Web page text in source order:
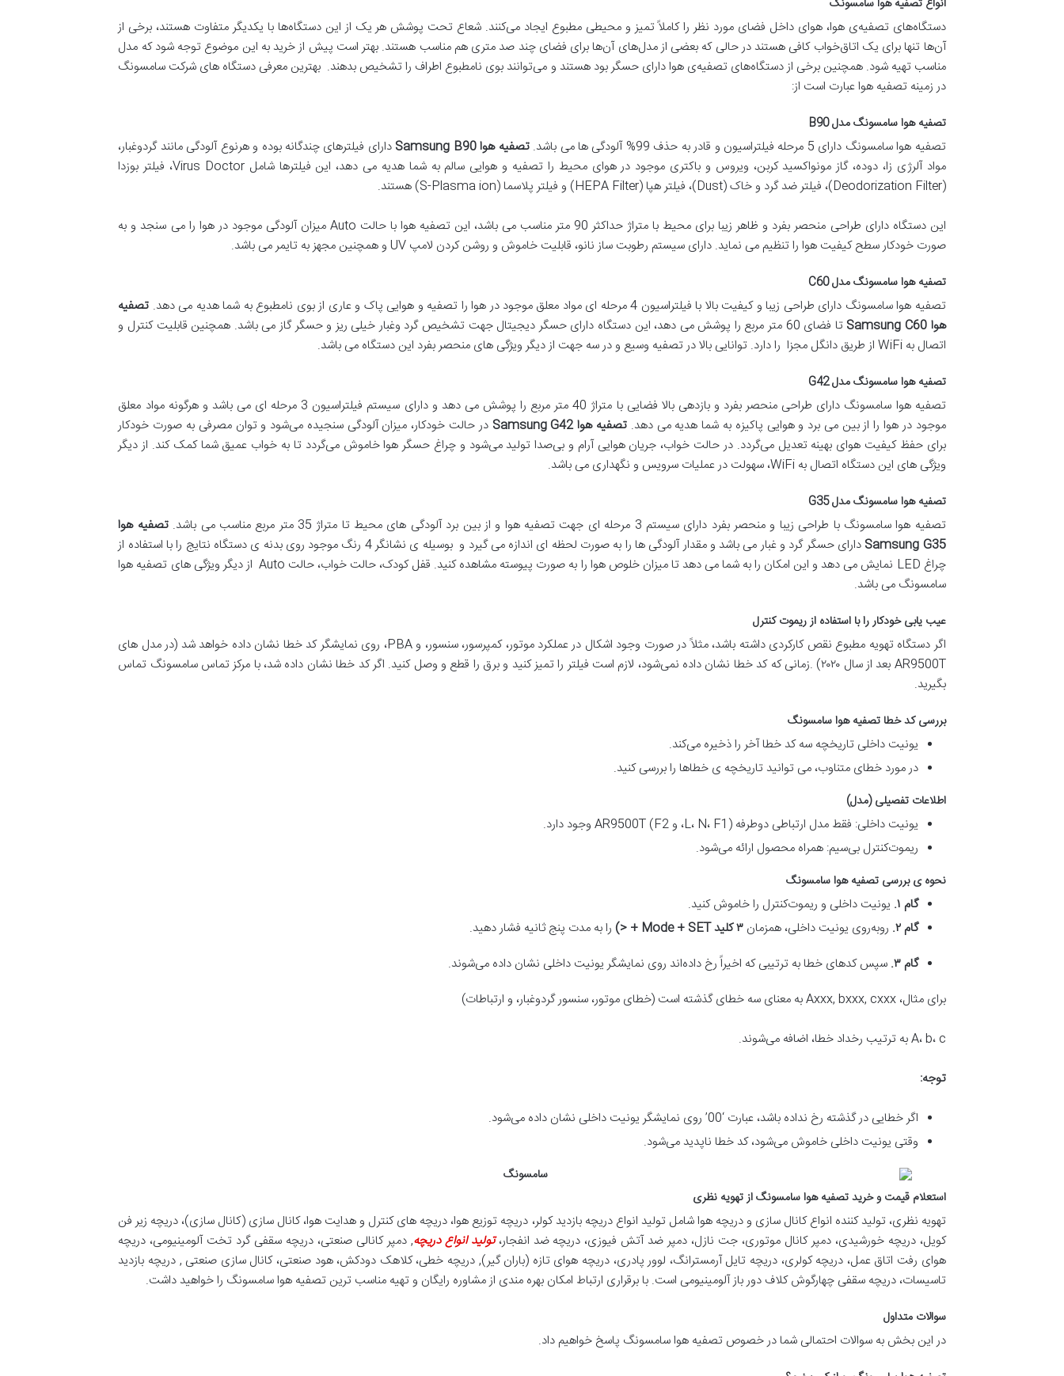
انواع تصفيه هوا سامسونگ
دستگاه‌های تصفیه‌ی هوا، هوای داخل فضای مورد نظر را کاملاً تمیز و محیطی مطبوع ایجاد می‌کنند. شعاع تحت پوشش هر یک از این دستگاه‌ها با یکدیگر متفاوت هستند، برخی از
آن‌ها تنها برای یک اتاق‌خواب کافی هستند در حالی که بعضی از مدل‌های آن‌ها برای فضای چند صد متری هم مناسب هستند. بهتر است پیش از خرید به این موضوع توجه شود که مدل
مناسب تهیه شود. همچنین برخی از دستگاه‌های تصفیه‌ی هوا دارای حسگر بود هستند و می‌توانند بوی نامطبوع اطراف را تشخیص بدهند. بهترین معرفی دستگاه های شرکت سامسونگ
در زمینه تصفیه هوا عبارت است از:
تصفیه هوا سامسونگ مدل B90
تصفیه هوا سامسونگ دارای 5 مرحله فیلتراسیون و قادر به حذف 99% آلودگی ها می باشد. تصفیه هواSamsung B90
دارای فیلترهای چندگانه بوده و هرنوع آلودگی مانند گردوغبار،
مواد آلرژی زا، دوده، گاز مونواکسید کربن، ویروس و باکتری موجود در هوای محیط را تصفیه و هوایی سالم به شما هدیه می دهد، این فیلترها شامل Virus Doctor، فیلتر بوزدا
‏(‏Deodorization Filter‏)‏، فیلتر ضد گرد و خاک ‏(‏Dust‏)‏، فیلتر هپا ‏(‏HEPA Filter‏)‏ و فیلتر پلاسما ‏(‏S‎-Plasma ion‏)‏ هستند.
این دستگاه دارای طراحی منحصر بفرد و ظاهر زیبا برای محیط با متراژ حداکثر 90 متر مناسب می باشد، این تصفیه هوا با حالت Auto میزان آلودگی موجود در هوا را می سنجد و به
صورت خودکار سطح کیفیت هوا را تنظیم می نماید. دارای سیستم رطوبت ساز نانو، قابلیت خاموش و روشن کردن لامپ UV و همچنین مجهز به تایمر می باشد.
تصفیه هوا سامسونگ مدل C60
تصفیه هوا سامسونگ دارای طراحی زیبا و کیفیت بالا با فیلتراسیون 4 مرحله ای مواد معلق موجود در هوا را تصفیه و هوایی پاک و عاری از بوی نامطبوع به شما هدیه می دهد.
تصفیه
هوا
تا فضای 60 متر مربع را پوشش می دهد، این دستگاه دارای حسگر دیجیتال جهت تشخیص گرد وغبار خیلی ریز و حسگر گاز می باشد. همچنین قابلیت کنترل و
اتصال به WiFi از طریق دانگل مجزا را دارد. توانایی بالا در تصفیه وسیع و در سه جهت از دیگر ویژگی های منحصر بفرد این دستگاه می باشد.
تصفیه هوا سامسونگ مدل G42
تصفیه هوا سامسونگ دارای طراحی منحصر بفرد و بازدهی بالا فضایی با متراژ 40 متر مربع را پوشش می دهد و دارای سیستم فیلتراسیون 3 مرحله ای می باشد و هرگونه مواد معلق
موجود در هوا را از بین می برد و هوایی پاکیزه به شما هدیه می دهد. تصفیه هواSamsung G42
در حالت خودکار، میزان آلودگی سنجیده می‌شود و توان مصرفی به صورت خودکار
برای حفظ کیفیت هوای بهینه تعدیل می‌گردد. در حالت خواب، جریان هوایی آرام و بی‌صدا تولید می‌شود و چراغ حسگر هوا خاموش می‌گردد تا به خواب عمیق شما کمک کند. از دیگر
ویژگی های این دستگاه اتصال به WiFi، سهولت در عملیات سرویس و نگهداری می باشد.
تصفیه هوا سامسونگ مدل G35
تصفیه هوا سامسونگ با طراحی زیبا و منحصر بفرد دارای سیستم 3 مرحله ای جهت تصفیه هوا و از بین برد آلودگی های محیط تا متراژ 35 متر مربع مناسب می باشد.
تصفیه هوا
Samsung G35
دارای حسگر گرد و غبار می باشد و مقدار آلودگی ها را به صورت لحظه ای اندازه می گیرد و بوسیله ی نشانگر 4 رنگ موجود روی بدنه ی دستگاه نتایج را با استفاده از
چراغ LED نمایش می دهد و این امکان را به شما می دهد تا میزان خلوص هوا را به صورت پیوسته مشاهده کنید. قفل کودک، حالت خواب، حالت Auto از دیگر ویژگی های تصفیه هوا
سامسونگ می باشد.
عیب یابی خودکار را با استفاده از ریموت کنترل
اگر دستگاه تهویه مطبوع نقص کارکردی داشته باشد، مثلاً در صورت وجود اشکال در عملکرد موتور، کمپرسور، سنسور، و PBA، روی نمایشگر کد خطا نشان داده خواهد شد (در مدل ‌های
AR9500T بعد از سال ۲۰۲۰) .زمانی که کد خطا نشان داده نمی‌شود، لازم است فیلتر را تمیز کنید و برق را قطع و وصل کنید. اگر کد خطا نشان داده شد، با مرکز تماس سامسونگ تماس
بگیرید.
بررسی کد خطا تصفيه هوا سامسونگ
یونیت داخلی تاریخچه سه کد خطا آخر را ذخیره می‌کند.
در مورد خطای متناوب، می ‌توانید تاریخچه ی خطاها را بررسی کنید.
اطلاعات تفصیلی (مدل)
یونیت داخلی: فقط مدل ارتباطی دوطرفه (L، N، F1، و F2) AR9500T وجود دارد.
ریموت‌کنترل بی‌سیم: همراه محصول ارائه می‌شود.
نحوه ی بررسی تصفيه هوا سامسونگ
گام ۱ . یونیت داخلی و ریموت‌کنترل را خاموش کنید.
گام ۲ . روبه‌روی یونیت داخلی، همزمان۳ کلید Mode + SET + <)
را به مدت پنج ثانیه فشار دهید.
گام ۳ . سپس کدهای خطا به ترتیبی که اخیراً رخ داده‌اند روی نمایشگر یونیت داخلی نشان داده می‌شوند.
برای مثال، Axxx, bxxx, cxxx به معنای سه خطای گذشته است (خطای موتور، سنسور گردوغبار، و ارتباطات)
A، b، c به ترتیب رخداد خطا، اضافه می‌شوند.
توجه:
اگر خطایی در گذشته رخ نداده باشد، عبارت ‘00’ روی نمایشگر یونیت داخلی نشان داده می‌شود.
وقتی یونیت داخلی خاموش می‌شود، کد خطا ناپدید می‌شود.
استعلام قیمت و خرید تصفيه هوا سامسونگ از تهویه نظری
تهویه نظری، تولید کننده انواع کانال سازی و دریچه هوا شامل تولید انواع دریچه بازدید کولر، دریچه توزیع هوا، دریچه های کنترل و هدایت هوا، کانال سازی (کانال سازی)، دریچه زیر فن
کویل، دریچه خورشیدی، دمپر کانال موتوری، جت نازل، دمپر ضد آتش فیوزی، دریچه ضد انفجار،تولید انواع دریچه, دمپر کانالی صنعتی، دریچه سقفی گرد تخت آلومینیومی، دریچه
هوای رفت اتاق عمل، دریچه کولری، دریچه تایل آرمسترانگ، لوور پادری، دریچه هوای تازه (باران گیر), دریچه خطی، کلاهک دودکش، هود صنعتی، کانال سازی صنعتی , دريچه بازديد
تاسیسات، دریچه سقفی چهارگوش كلاف دور باز آلومینیومی است. با برقراری ارتباط امکان بهره مندی از مشاوره رایگان و تهیه مناسب ترین تصفيه هوا سامسونگ را خواهید داشت.
سوالات متداول
در این بخش به سوالات احتمالی شما در خصوص تصفيه هوا سامسونگ پاسخ خواهیم داد.